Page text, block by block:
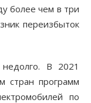
более чем в три
переизбыток
В 2021
стран программ
по